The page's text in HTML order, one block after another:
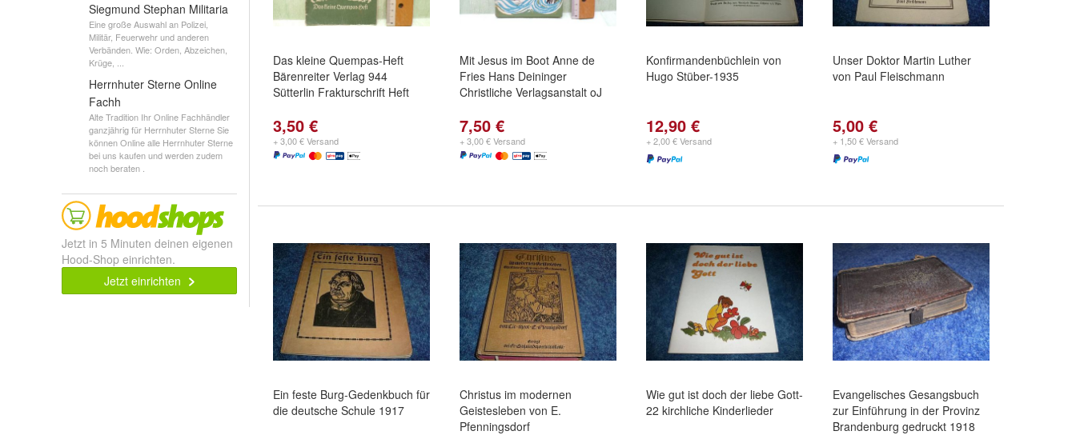
Siegmund Stephan Militaria
Eine große Auswahl an Polizei,
Militär, Feuerwehr und anderen
Verbänden. Wie: Orden, Abzeichen,
Krüge, ...
Herrnhuter Sterne Online
Fachh
Alte Tradition Ihr Online Fachhändler
ganzjährig für Herrnhuter Sterne Sie
können Online alle Herrnhuter Sterne
bei uns kaufen und werden zudem
noch beraten .
Jetzt in 5 Minuten deinen eigenen
Hood-Shop einrichten.
Jetzt einrichten
Das kleine Quempas-Heft
Bärenreiter Verlag 944
Sütterlin Frakturschrift Heft
3,50 €
+ 3,00 € Versand
Mit Jesus im Boot Anne de
Fries Hans Deininger
Christliche Verlagsanstalt oJ
7,50 €
+ 3,00 € Versand
Konfirmandenbüchlein von
Hugo Stüber-1935
12,90 €
+ 2,00 € Versand
Unser Doktor Martin Luther
von Paul Fleischmann
5,00 €
+ 1,50 € Versand
Ein feste Burg-Gedenkbuch für
die deutsche Schule 1917
Christus im modernen
Geistesleben von E.
Pfenningsdorf
Wie gut ist doch der liebe Gott-
22 kirchliche Kinderlieder
Evangelisches Gesangsbuch
zur Einführung in der Provinz
Brandenburg gedruckt 1918